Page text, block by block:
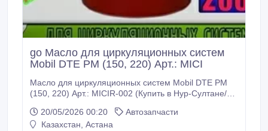
go Масло для циркуляционных систем
Mobil DTE PM (150, 220) Арт.: MICI
Масло для циркуляционных систем Mobil DTE PM
(150, 220) Арт.: MICIR-002 (Купить в Нур-Султане/
Mobil DTE РМ - это высококачественные смазочные
материалы с превосходными эксплуатационными
20/05/2026 00:20
Автозапчасти
Казахстан, Астана